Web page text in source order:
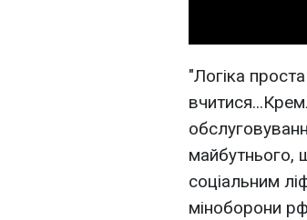
"Логіка
майбутнього,
соціальним
міноборони